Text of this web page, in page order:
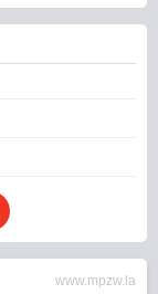
www.mpzw.la